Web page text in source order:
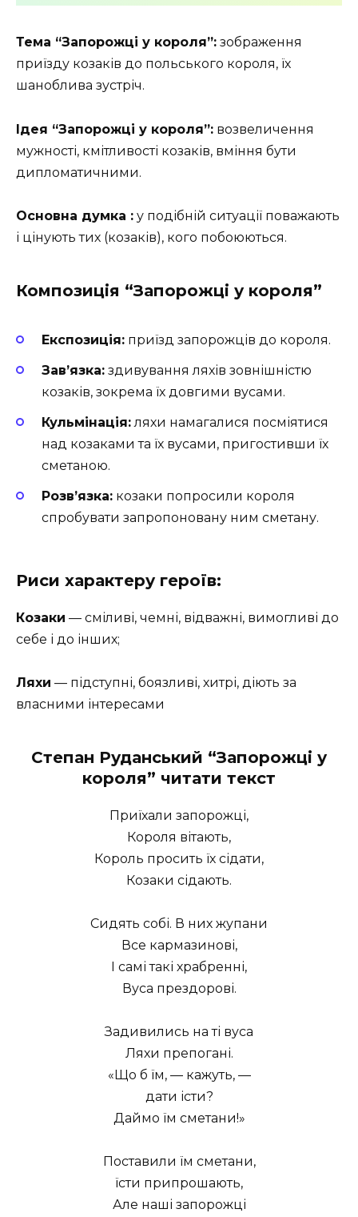
Тема “Запорожці у короля”: зображення
приїзду козаків до польського короля, їх
шаноблива зустріч.
Ідея “Запорожці у короля”: возвеличення
мужності, кмітливості козаків, вміння бути
дипломатичними.
Основна думка : у подібній ситуації поважають
і цінують тих (козаків), кого побоюються.
Композиція “Запорожці у короля”
Експозиція: приїзд запорожців до короля.
Зав’язка: здивування ляхів зовнішністю
козаків, зокрема їх довгими вусами.
Кульмінація:ляхи намагалися посміятися
над козаками та їх вусами, пригостивши їх
сметаною.
Розв’язка: козаки попросили короля
спробувати запропоновану ним сметану.
Риси характеру героїв:
Козаки — сміливі, чемні, відважні, вимогливі до
себе і до інших;
Ляхи — підступні, боязливі, хитрі, діють за
власними інтересами
Степан Руданський “Запорожці у
короля” читати текст
Приїхали запорожці,
Короля вітають,
Король просить їх сідати,
Козаки сідають.
Сидять собі. В них жупани
Все кармазинові,
І самі такі храбренні,
Вуса прездорові.
Задивились на ті вуса
Ляхи препогані.
«Що б їм, — кажуть, —
дати істи?
Даймо їм сметани!»
Поставили їм сметани,
їсти припрошають,
Але наші запорожці